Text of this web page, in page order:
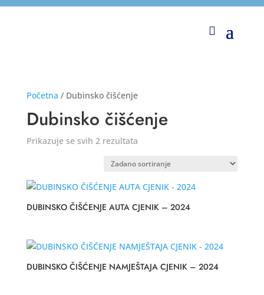
Početna / Dubinsko čišćenje
Dubinsko čišćenje
Prikazuje se svih 2 rezultata
DUBINSKO ČIŠĆENJE AUTA CJENIK – 2024
DUBINSKO ČIŠĆENJE NAMJEŠTAJA CJENIK – 2024